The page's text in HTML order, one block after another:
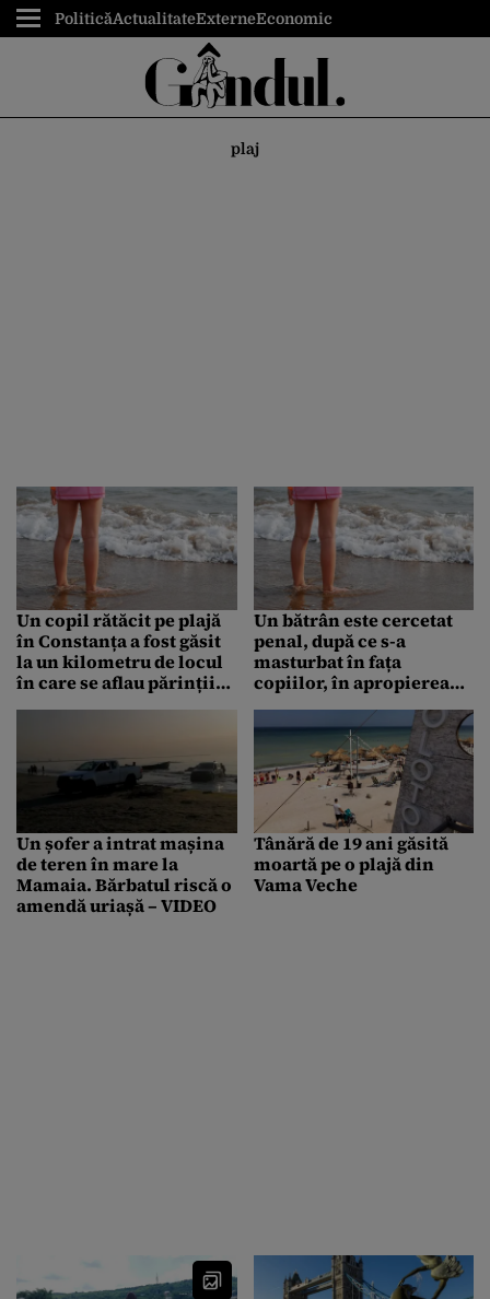
PoliticăActualitateExterneEconomic
plaj
Un copil rătăcit pe plajă
în Constanța a fost găsit
la un kilometru de locul
în care se aflau părinții
Un bătrân este cercetat
penal, după ce s-a
masturbat în fața
copiilor, în apropierea
„Urmărea când mai trece
cineva și se ducea să își
arate…”
Un șofer a intrat mașina
de teren în mare la
Mamaia. Bărbatul riscă o
amendă uriașă – VIDEO
Tânără de 19 ani găsită
moartă pe o plajă din
Vama Veche